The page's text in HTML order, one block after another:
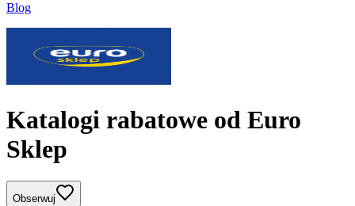
Blog
Katalogi rabatowe od Euro
Sklep
Obserwuj